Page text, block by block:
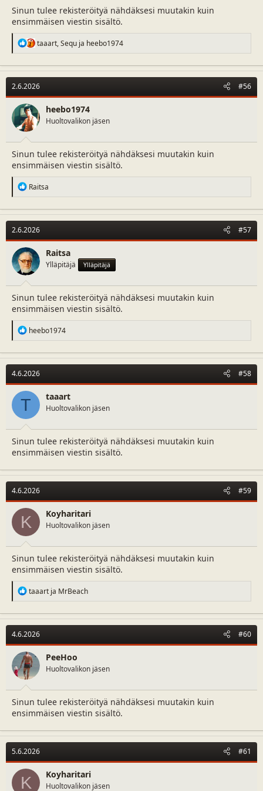
Sinun tulee rekisteröityä nähdäksesi muutakin kuin
ensimmäisen viestin sisältö.
R
e
c
t
i
o
n
s
:
taaart,Sequ ja heebo1974
2.6.2026 #56
heebo1974
Huoltovalikon jäsen
Sinun tulee rekisteröityä nähdäksesi muutakin kuin
ensimmäisen viestin sisältö.
R
e
c
t
i
o
n
s
:
Raitsa
2.6.2026 #57
Raitsa
Ylläpitäjä Ylläpitäjä
Sinun tulee rekisteröityä nähdäksesi muutakin kuin
ensimmäisen viestin sisältö.
R
e
c
t
i
o
n
heebo1974
4.6.2026 #58
T taaart
Huoltovalikon jäsen
Sinun tulee rekisteröityä nähdäksesi muutakin kuin
ensimmäisen viestin sisältö.
4.6.2026 #59
K Koyharitari
Huoltovalikon jäsen
Sinun tulee rekisteröityä nähdäksesi muutakin kuin
ensimmäisen viestin sisältö.
R
e
c
t
i
o
n
s
:
taaart ja MrBeach
4.6.2026 #60
PeeHoo
Huoltovalikon jäsen
Sinun tulee rekisteröityä nähdäksesi muutakin kuin
ensimmäisen viestin sisältö.
5.6.2026 #61
K Koyharitari
Huoltovalikon jäsen